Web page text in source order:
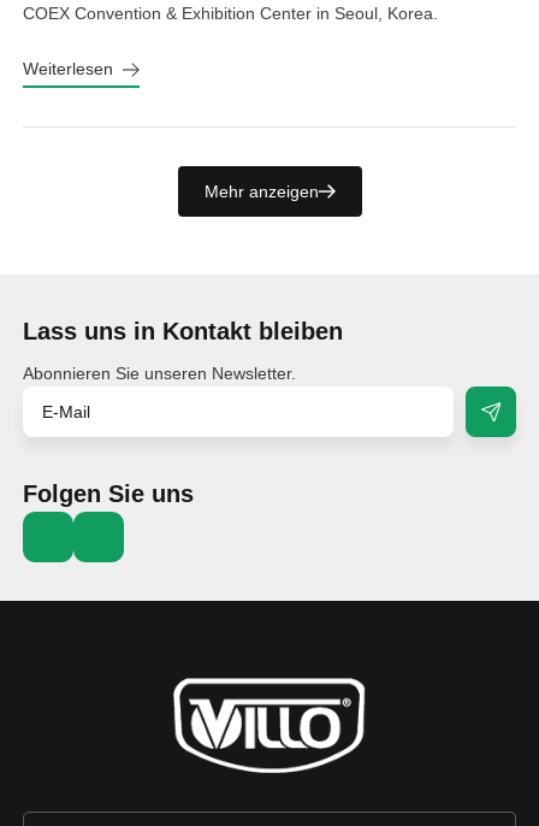
COEX Convention & Exhibition Center in Seoul, Korea.
Weiterlesen
Mehr anzeigen
Lass uns in Kontakt bleiben
Abonnieren Sie unseren Newsletter.
Folgen Sie uns